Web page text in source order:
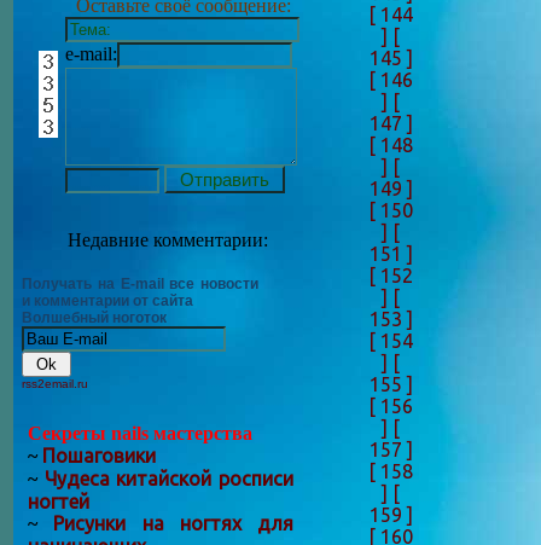
[ 144
] [
145 ]
[ 146
] [
147 ]
[ 148
] [
149 ]
[ 150
] [
151 ]
[ 152
] [
153 ]
[ 154
] [
155 ]
[ 156
] [
157 ]
[ 158
] [
159 ]
[ 160
Оставьте своё сообщение:
e-mail:
Недавние комментарии:
Получать на E-mail все новости
и комментарии от сайта
Волшебный ноготок
rss2email.ru
Секреты nails мастерства
~ Пошаговики
~ Чудеса китайской росписи
ногтей
~ Рисунки на ногтях для